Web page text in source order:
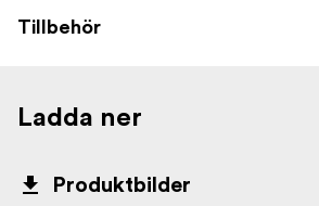
Tillbehör
Ladda ner
Produktbilder